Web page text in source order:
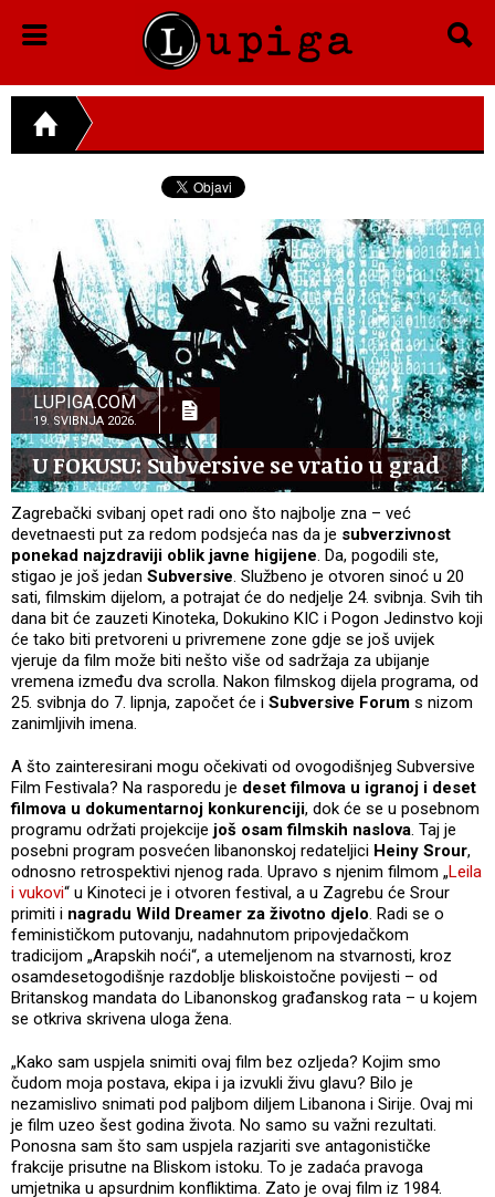
LUPIGA.COM
19. SVIBNJA 2026.
U FOKUSU: Subversive se vratio u grad
Zagrebački svibanj opet radi ono što najbolje zna – već
devetnaesti put za redom podsjeća nas da je subverzivnost
ponekad najzdraviji oblik javne higijene. Da, pogodili ste,
stigao je još jedan Subversive. Službeno je otvoren sinoć u 20
sati, filmskim dijelom, a potrajat će do nedjelje 24. svibnja. Svih tih
dana bit će zauzeti Kinoteka, Dokukino KIC i Pogon Jedinstvo koji
će tako biti pretvoreni u privremene zone gdje se još uvijek
vjeruje da film može biti nešto više od sadržaja za ubijanje
vremena između dva scrolla. Nakon filmskog dijela programa, od
25. svibnja do 7. lipnja, započet će i Subversive Forum s nizom
zanimljivih imena.
A što zainteresirani mogu očekivati od ovogodišnjeg Subversive
Film Festivala? Na rasporedu je deset filmova u igranoj i deset
filmova u dokumentarnoj konkurenciji, dok će se u posebnom
programu održati projekcije još osam filmskih naslova. Taj je
posebni program posvećen libanonskoj redateljici Heiny Srour,
odnosno retrospektivi njenog rada. Upravo s njenim filmom „Leila
i vukovi“ u Kinoteci je i otvoren festival, a u Zagrebu će Srour
primiti i nagradu Wild Dreamer za životno djelo. Radi se o
feminističkom putovanju, nadahnutom pripovjedačkom
tradicijom „Arapskih noći“, a utemeljenom na stvarnosti, kroz
osamdesetogodišnje razdoblje bliskoistočne povijesti – od
Britanskog mandata do Libanonskog građanskog rata – u kojem
se otkriva skrivena uloga žena.
„Kako sam uspjela snimiti ovaj film bez ozljeda? Kojim smo
čudom moja postava, ekipa i ja izvukli živu glavu? Bilo je
nezamislivo snimati pod paljbom diljem Libanona i Sirije. Ovaj mi
je film uzeo šest godina života. No samo su važni rezultati.
Ponosna sam što sam uspjela razjariti sve antagonističke
frakcije prisutne na Bliskom istoku. To je zadaća pravoga
umjetnika u apsurdnim konfliktima. Zato je ovaj film iz 1984.